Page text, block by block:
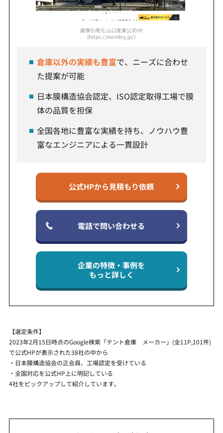
画像引用元:山口産業公式HP
(https://membry.jp/)
倉庫以外の実績も豊富で、ニーズに合わせ
た提案が可能
日本膜構造協会認定、ISO認定取得工場で膜
体の品質を担保
全国各地に豊富な実績を持ち、ノウハウ豊
富なエンジニアによる一貫設計
公式HPから見積もり依頼
電話で問い合わせる
企業の特徴・事例を
もっと詳しく
【選定条件】
2023年2月15日時点のGoogle検索「テント倉庫 メーカー」(全11P,101件)
で公式HPが表示された38社の中から
・日本膜構造協会の正会員、工場認定を受けている
・全国対応を公式HP上に明記している
4社をピックアップして紹介しています。